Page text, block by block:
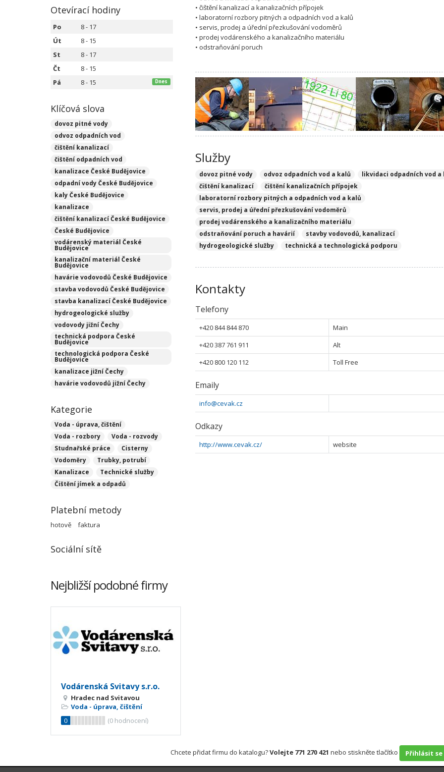
• čištění kanalizací a kanalizačních přípojek
• laboratorní rozbory pitných a odpadních vod a kalů
• servis, prodej a úřední přezkušování vodoměrů
• prodej vodárenského a kanalizačního materiálu
• odstraňování poruch
Služby
dovoz pitné vody odvoz odpadních vod a kalů
likvidaci odpadních vod a
čištění kanalizací
čištění kanalizačních přípojek
laboratorní rozbory pitných a odpadních vod a kalů
servis, prodej a úřední přezkušování vodoměrů
prodej vodárenského a kanalizačního materiálu
odstraňování poruch a havárií
stavby vodovodů, kanalizací
hydrogeologické služby
technická a technologická podporu
Kontakty
Telefony
+420 844 844 870
Main
+420 387 761 911
Alt
+420 800 120 112
Toll Free
Emaily
info@cevak.cz
Odkazy
http://www.cevak.cz/ website
Otevírací hodiny
Po
8 - 17
Út
8 - 15
St
8 - 17
Čt
8 - 15
Pá
8 - 15 Dnes
Klíčová slova
dovoz pitné vody
odvoz odpadních vod
čištění kanalizací
čištění odpadních vod
kanalizace České Budějovice
odpadní vody České Budějovice
kaly České Budějovice
kanalizace
čištění kanalizací České Budějovice
České Budějovice
vodárenský materiál České
Budějovice
kanalizační materiál České
Budějovice
havárie vodovodů České Budějovice
stavba vodovodů České Budějovice
stavba kanalizací České Budějovice
hydrogeologické služby
vodovody jižní Čechy
technická podpora České
Budějovice
technologická podpora České
Budějovice
kanalizace jižní Čechy
havárie vodovodů jižní Čechy
Kategorie
Voda - úprava, čištění
Voda - rozbory
Voda - rozvody
Studnařské práce
Cisterny
Vodoměry
Trubky, potrubí
Kanalizace
Technické služby
Čištění jímek a odpadů
Platební metody
hotově faktura
Sociální sítě
Nejbližší podobné firmy
Vodárenská Svitavy s.r.o.
Hradec nad Svitavou
Voda - úprava, čištění
0
(0 hodnocení)
Chcete přidat firmu do katalogu?Volejte 771 270 421 nebo stiskněte tlačítko Přihlásit